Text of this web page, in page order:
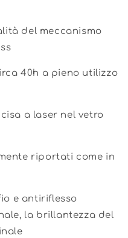
del meccanismo
40h a pieno utilizzo
a laser nel vetro
riportati come in
e antiriflesso
la brillantezza del